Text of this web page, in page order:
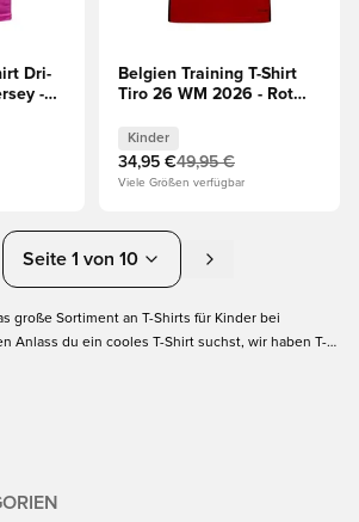
Dri-
-
Belgien Training T-Shirt
Tiro 26 WM 2026 - Rot
Kinder
34,95 €49,95 €
Viele Größen verfügbar
Seite 1 von 10
große Sortiment an T-Shirts für Kinder bei
Anlass du ein cooles T-Shirt suchst, wir haben T-
Gebrauch und zum Sport treiben.